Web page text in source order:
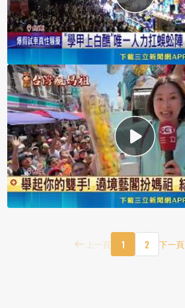
上一頁 1 2 下一頁